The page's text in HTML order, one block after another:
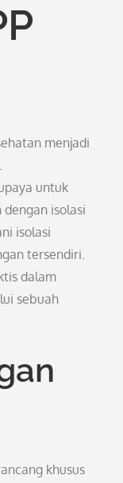
menjadi
untuk
isolasi
isolasi
tersendiri.
dalam
sebuah
khusus